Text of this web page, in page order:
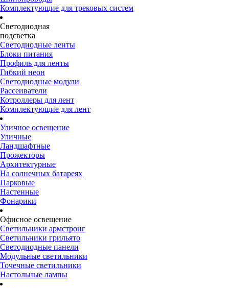
Комплектующие для трековых систем
Светодиодная
подсветка
Светодиодные ленты
Блоки питания
Профиль для ленты
Гибкий неон
Светодиодные модули
Рассеиватели
Котроллеры для лент
Комплектующие для лент
Уличное освещение
Уличные
Ландшафтные
Прожекторы
Архитектурные
На солнечных батареях
Парковые
Настенные
Фонарики
Офисное освещение
Светильники армстронг
Светильники грильято
Светодиодные панели
Модульные светильники
Точечные светильники
Настольные лампы